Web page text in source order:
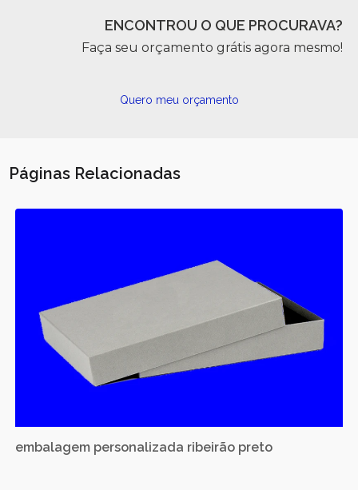
ENCONTROU O QUE PROCURAVA?
Faça seu orçamento grátis agora mesmo!
Quero meu orçamento
Páginas Relacionadas
embalagem personalizada ribeirão preto